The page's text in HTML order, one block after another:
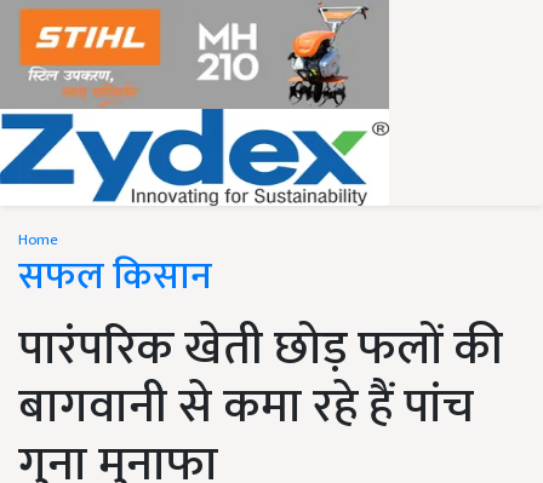
Home
सफल किसान
पारंपरिक खेती छोड़ फलों की
बागवानी से कमा रहे हैं पांच
गुना मुनाफा